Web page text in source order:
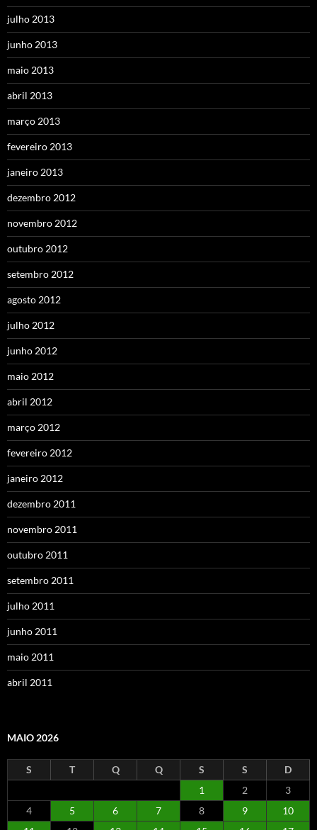
julho 2013
junho 2013
maio 2013
abril 2013
março 2013
fevereiro 2013
janeiro 2013
dezembro 2012
novembro 2012
outubro 2012
setembro 2012
agosto 2012
julho 2012
junho 2012
maio 2012
abril 2012
março 2012
fevereiro 2012
janeiro 2012
dezembro 2011
novembro 2011
outubro 2011
setembro 2011
julho 2011
junho 2011
maio 2011
abril 2011
MAIO 2026
S T Q Q S S
D
1
2
3
4
5 6 7 8 9
10